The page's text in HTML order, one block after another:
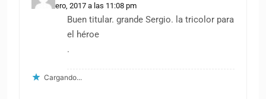
26 febrero, 2017 a las 11:08 pm
Buen titular. grande Sergio. la tricolor para
el héroe
.
Cargando...